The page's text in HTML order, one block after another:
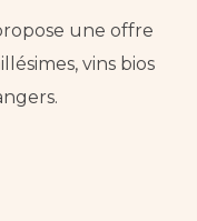
une offre
vins bios